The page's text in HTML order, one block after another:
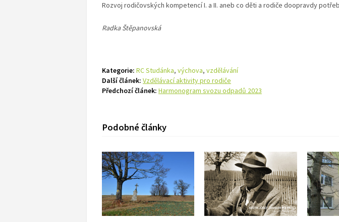
Rozvoj rodičovských kompetencí I. a II. aneb co děti a rodiče doopravdy
Radka Štěpanovská
Kategorie: RC Studánka, výchova, vzdělávání
Další článek: Vzdělávací aktivity pro rodiče
Předchozí článek: Harmonogram svozu odpadů 2023
Podobné články